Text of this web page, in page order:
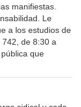
manifiestas.
Le
a los estudios de
de 8:30 a
que